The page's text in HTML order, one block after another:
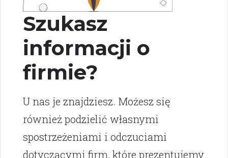
Szukasz
informacji o
firmie?
U nas je znajdziesz. Możesz się
również podzielić własnymi
spostrzeżeniami i odczuciami
dotyczącymi firm, które prezentujemy